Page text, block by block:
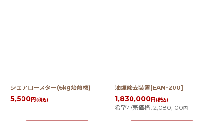
シェアロースター(6kg焙煎機)
5,500円(税込)
油煙除去装置[EAN-200]
1,830,000円(税込)
希望小売価格: 2,080,100円